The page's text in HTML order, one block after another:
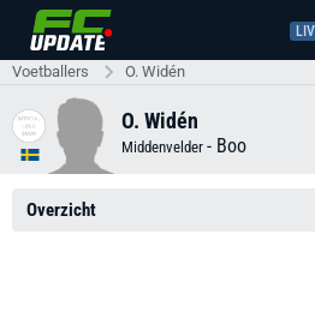
Voetballers O. Widén
O. Widén
Middenvelder - Boo
Overzicht